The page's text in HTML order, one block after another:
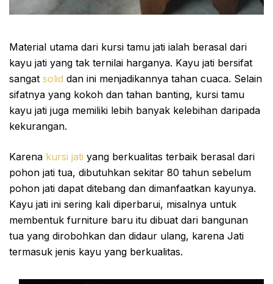
Material utama dari kursi tamu jati ialah berasal dari
kayu jati yang tak ternilai harganya. Kayu jati bersifat
sangat solid dan ini menjadikannya tahan cuaca. Selain
sifatnya yang kokoh dan tahan banting, kursi tamu
kayu jati juga memiliki lebih banyak kelebihan daripada
kekurangan.
Karena kursi jati yang berkualitas terbaik berasal dari
pohon jati tua, dibutuhkan sekitar 80 tahun sebelum
pohon jati dapat ditebang dan dimanfaatkan kayunya.
Kayu jati ini sering kali diperbarui, misalnya untuk
membentuk furniture baru itu dibuat dari bangunan
tua yang dirobohkan dan didaur ulang, karena Jati
termasuk jenis kayu yang berkualitas.